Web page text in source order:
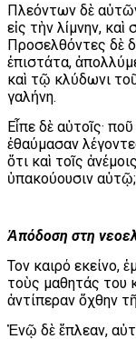
Πλεόντων δὲ
εἰς τὴν λίμνην,
Προσελθόντες δὲ
ἐπιστάτα,
καὶ τῷ κλύδωνι
γαλήνη.
Εἶπε δὲ αὐτοῖς·
ἐθαύμασαν
ὅτι καὶ τοῖς
ὑπακούουσιν αὐτῷ;
Ἀπόδοση στη
Τον καιρό εκείνο,
τοὺς μαθητάς του
ἀντίπεραν ὄχθην
Ἐνῷ δὲ ἔπλεαν,